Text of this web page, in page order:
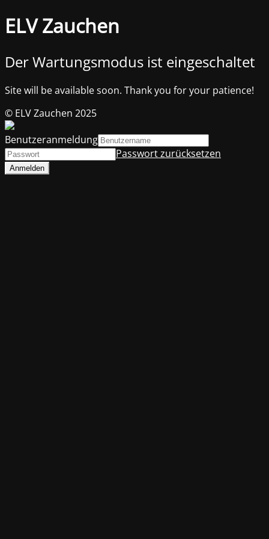
ELV Zauchen
Der Wartungsmodus ist eingeschaltet
Site will be available soon. Thank you for your patience!
© ELV Zauchen 2025
Benutzeranmeldung
Passwort zurücksetzen